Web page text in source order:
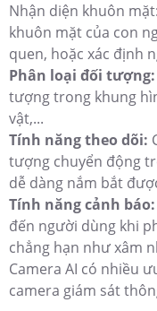
Nhận diện khuôn
khuôn mặt của con
quen, hoặc xác định
Phân loại đối tượng:
tượng trong khung
vật,...
Tính năng theo dõi:
tượng chuyển động
dễ dàng nắm bắt
Tính năng cảnh báo:
đến người dùng khi
chẳng hạn như xâm
Camera AI có nhiều
camera giám sát